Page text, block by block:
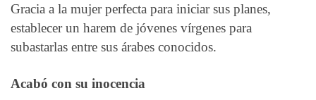
Gracia a la mujer perfecta para iniciar sus planes,
establecer un harem de jóvenes vírgenes para
subastarlas entre sus árabes conocidos.
Acabó con su inocencia